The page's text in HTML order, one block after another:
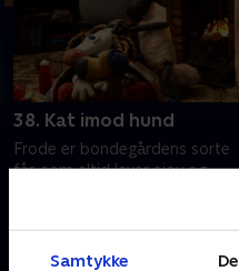
Samtykke
38. Kat imod hund
Frode er bondegårdens sorte
får, som altid laver sjov og
til, finder Frode og hans
venner på noget.